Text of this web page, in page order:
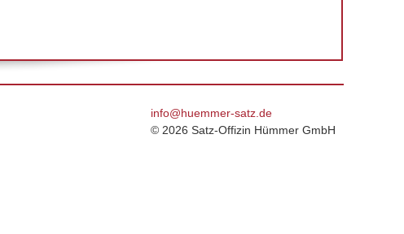
info@huemmer-satz.de
© 2026 Satz-Offizin Hümmer GmbH